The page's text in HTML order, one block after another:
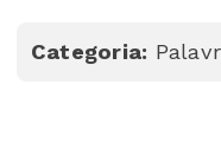
Categoria: